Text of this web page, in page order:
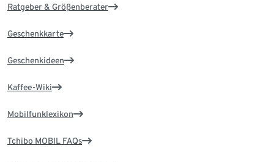
Ratgeber & Größenberater
Geschenkkarte
Geschenkideen
Kaffee-Wiki
Mobilfunklexikon
Tchibo MOBIL FAQs